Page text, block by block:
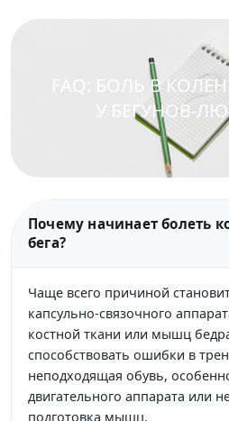
FAQ: БОЛЬ В
У БЕГУНОВ-
Почему начинает болеть
бега?
Чаще всего причиной
капсульно-связочного
костной ткани или мышц
способствовать ошибки в
неподходящая обувь,
двигательного аппарата или
подготовка мышц.